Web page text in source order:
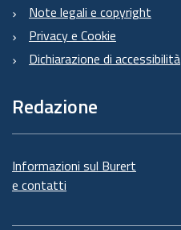
Note legali e copyright
Privacy e Cookie
Dichiarazione di accessibilità
Redazione
Informazioni sul Burert
e contatti